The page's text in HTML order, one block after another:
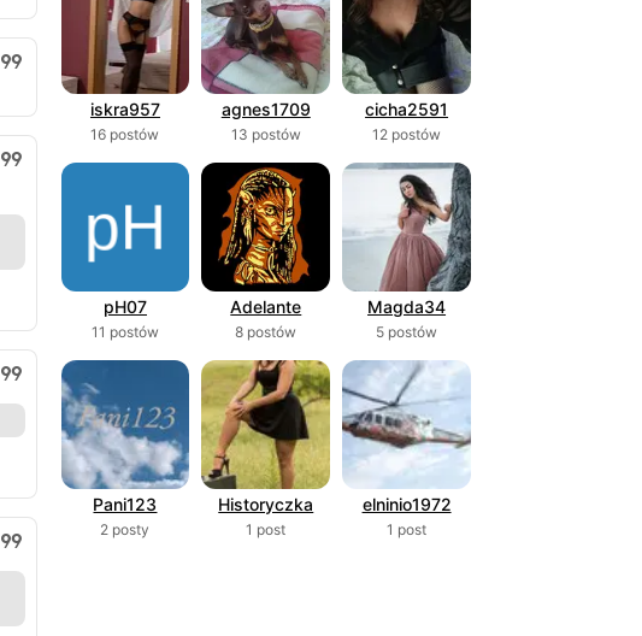
iskra957
16 postów
agnes1709
13 postów
cicha2591
12 postów
pH07
11 postów
Adelante
8 postów
Magda34
5 postów
Pani123
2 posty
Historyczka
1 post
elninio1972
1 post